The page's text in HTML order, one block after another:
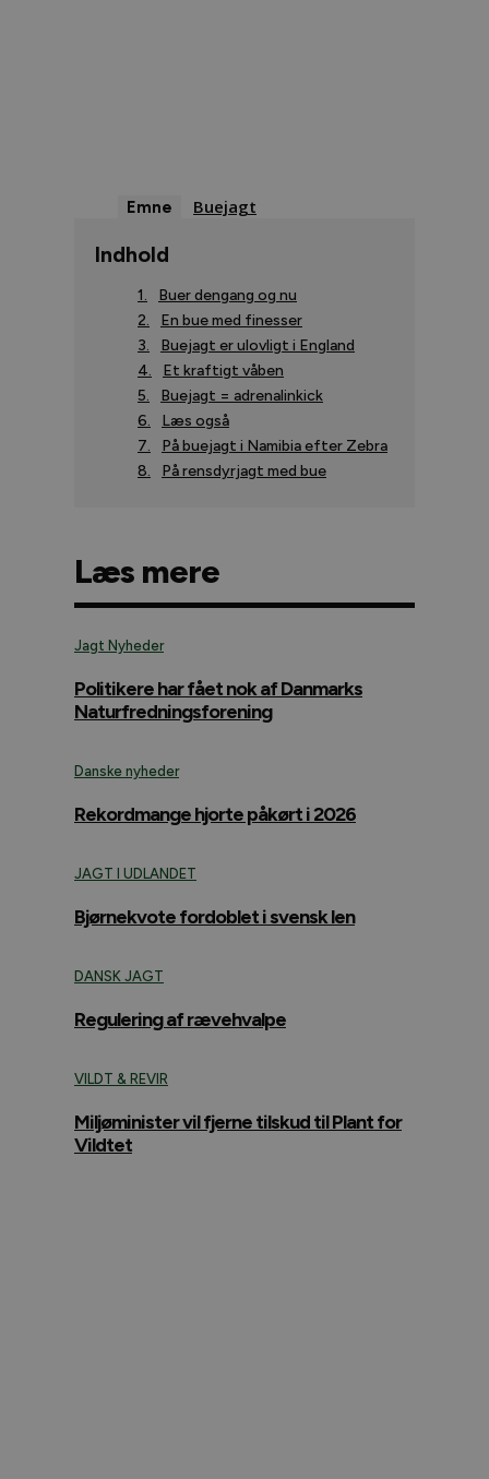
Emne Buejagt
Indhold
Buer dengang og nu
En bue med finesser
Buejagt er ulovligt i England
Et kraftigt våben
Buejagt = adrenalinkick
Læs også
På buejagt i Namibia efter Zebra
På rensdyrjagt med bue
Læs mere
Jagt Nyheder
Politikere har fået nok af Danmarks
Naturfredningsforening
Danske nyheder
Rekordmange hjorte påkørt i 2026
JAGT I UDLANDET
Bjørnekvote fordoblet i svensk len
DANSK JAGT
Regulering af rævehvalpe
VILDT & REVIR
Miljøminister vil fjerne tilskud til Plant for
Vildtet